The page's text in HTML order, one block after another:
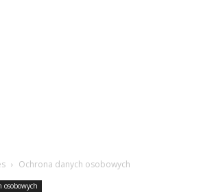
Ochrona danych osobowych
osobowych